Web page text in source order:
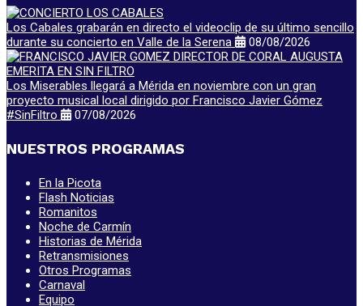
Los Cabales grabarán en directo el videoclip de su último sencillo
durante su concierto en Valle de la Serena
08/08/2026
Los Miserables llegará a Mérida en noviembre con un gran
proyecto musical local dirigido por Francisco Javier Gómez
#SinFiltro
07/08/2026
NUESTROS PROGRAMAS
En la Picota
Flash Noticias
Romanitos
Noche de Carmín
Historias de Mérida
Retransmisiones
Otros Programas
Carnaval
Equipo